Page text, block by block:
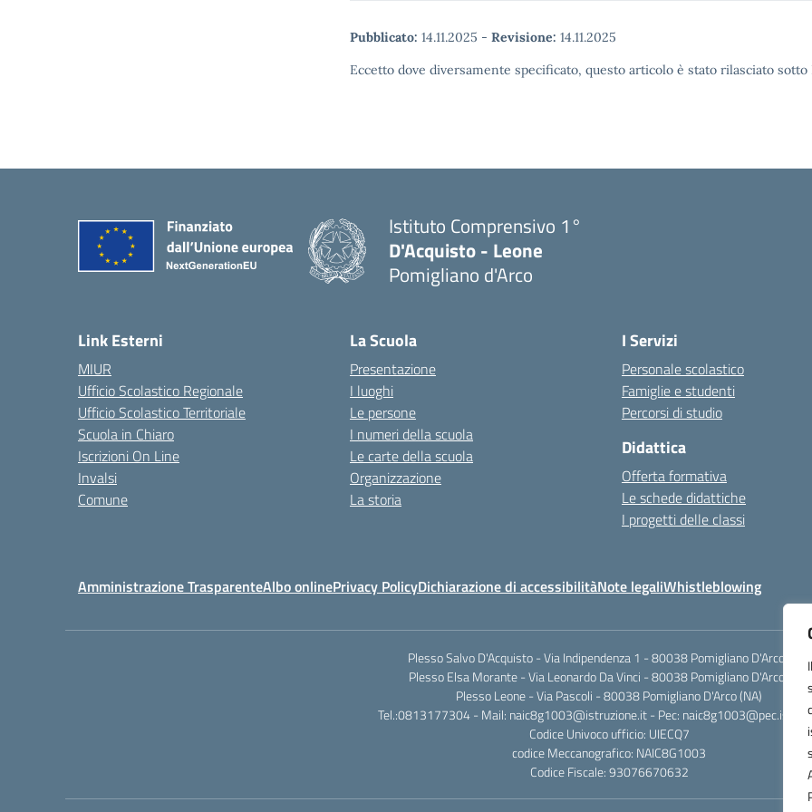
Pubblicato: 14.11.2025 - Revisione: 14.11.2025
Eccetto dove diversamente specificato, questo articolo è stato rilasciato
Istituto Comprensivo 1°
D'Acquisto - Leone
Pomigliano d'Arco
Link Esterni
MIUR
Ufficio Scolastico Regionale
Ufficio Scolastico Territoriale
Scuola in Chiaro
Iscrizioni On Line
Invalsi
Comune
La Scuola
Presentazione
I luoghi
Le persone
I numeri della scuola
Le carte della scuola
Organizzazione
La storia
I Servizi
Personale scolastico
Famiglie e studenti
Percorsi di studio
Didattica
Offerta formativa
Le schede didattiche
I progetti delle classi
Amministrazione TrasparenteAlbo onlinePrivacy PolicyDichiarazione di accessibilitàNote legaliWhistleblowing
Plesso Salvo D'Acquisto - Via Indipendenza 1 - 80038 Pomigliano D'Arco (NA)
Plesso Elsa Morante - Via Leonardo Da Vinci - 80038 Pomigliano D'Arco (NA)
Plesso Leone - Via Pascoli - 80038 Pomigliano D'Arco (NA)
Tel.:0813177304 - Mail: naic8g1003@istruzione.it - Pec:
Codice Univoco ufficio: UIECQ7
codice Meccanografico: NAIC8G1003
Codice Fiscale: 93076670632